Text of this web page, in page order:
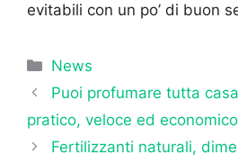
evitabili con un po’ di buon
Categorie
News
Puoi profumare tutta
pratico, veloce ed economico
Fertilizzanti naturali,